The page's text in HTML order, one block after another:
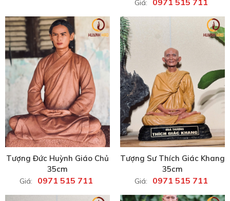
Giá:
Tượng Đức Huỳnh Giáo Chủ
35cm
Giá: 0971 515 711
Tượng Sư Thích Giác Khang
35cm
Giá: 0971 515 711